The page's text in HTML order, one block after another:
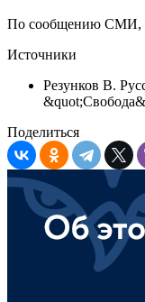
По сообщению СМИ,
Источники
Резунков В.
Поделиться